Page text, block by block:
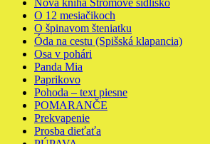
Nová kniha Stromové sídlisko
O 12 mesiačikoch
O špinavom šteniatku
Óda na cestu (Spišská klapancia)
Osa v pohári
Panda Mia
Paprikovo
Pohoda – text piesne
POMARANČE
Prekvapenie
Prosba dieťaťa